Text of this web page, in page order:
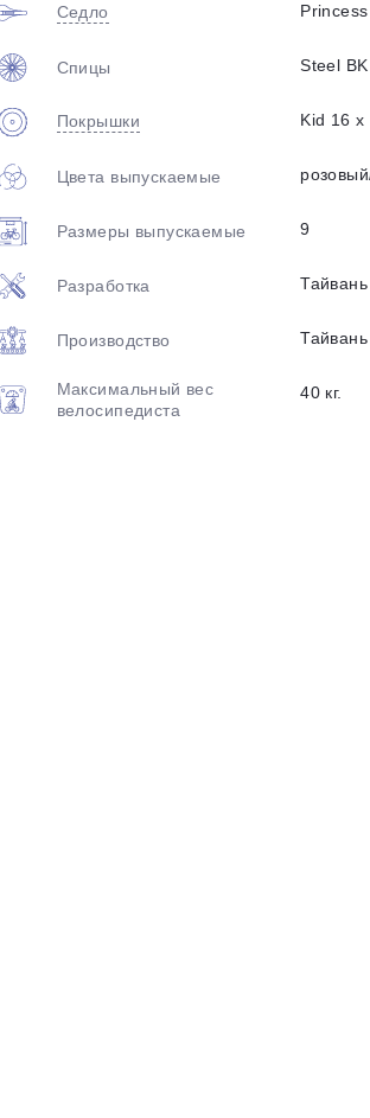
Седло
Спицы Steel BK
Покрышки Kid 16 x
Цвета выпускаемые
Размеры выпускаемые 9
Разработка Тайвань
Производство Тайвань
Максимальный вес
велосипедиста
40 кг.